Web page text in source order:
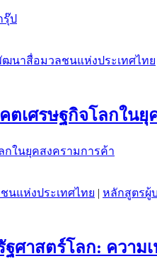
นาสื่อมวลชนแห่งประเทศไทย
ตเศรษฐกิจโลกในยุ
แห่งประเทศไทย | หลักสูตรผู้
ศาสตร์โลก: ความ